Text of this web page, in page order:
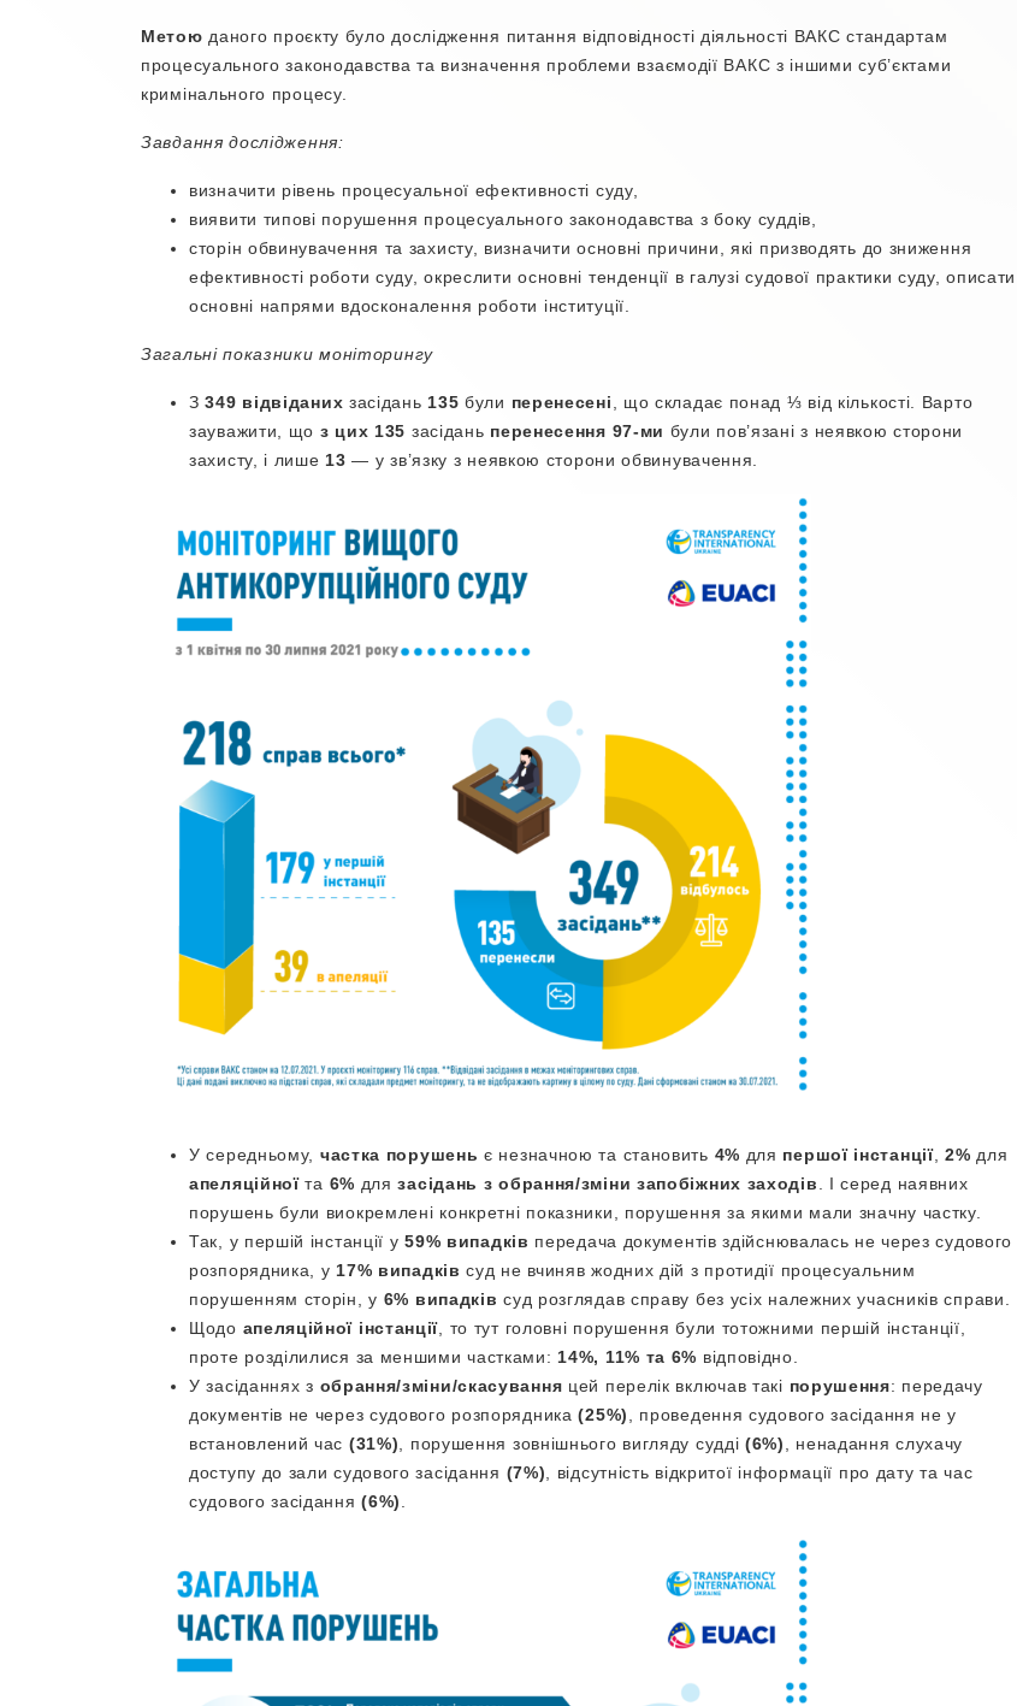
Метою даного проєкту було дослідження питання відповідності діяльності ВАКС стандартам
процесуального законодавства та визначення проблеми взаємодії ВАКС з іншими суб’єктами
кримінального процесу.
Завдання дослідження:
визначити рівень процесуальної ефективності суду,
виявити типові порушення процесуального законодавства з боку суддів,
сторін обвинувачення та захисту, визначити основні причини, які призводять до зниження
ефективності роботи суду, окреслити основні тенденції в галузі судової практики суду, описати
основні напрями вдосконалення роботи інституції.
Загальні показники моніторингу
З349 відвіданих засідань 135 були перенесені , що складає понад ⅓ від кількості. Варто
зауважити, що з цих 135 засідань перенесення 97-ми були пов’язані з неявкою сторони
захисту, і лише 13 — у зв’язку з неявкою сторони обвинувачення.
У середньому, частка порушень є незначною та становить 4% для першої інстанції,2% для
апеляційноїта 6% длязасідань з обрання/зміни запобіжних заходів . І серед наявних
порушень були виокремлені конкретні показники, порушення за якими мали значну частку.
Так, у першій інстанції у59% випадків передача документів здійснювалась не через судового
розпорядника, у 17% випадків суд не вчиняв жодних дій з протидії процесуальним
порушенням сторін, у 6% випадків суд розглядав справу без усіх належних учасників справи.
Щодо апеляційної інстанції , то тут головні порушення були тотожними першій інстанції,
проте розділилися за меншими частками: 14%, 11% та 6% відповідно.
У засіданнях з обрання/зміни/скасування цей перелік включав такі порушення: передачу
документів не через судового розпорядника(25%)
, проведення судового засідання не у
встановлений час (31%) , порушення зовнішнього вигляду судді(6%)
, ненадання слухачу
доступу до зали судового засідання (7%) , відсутність відкритої інформації про дату та час
судового засідання(6%)